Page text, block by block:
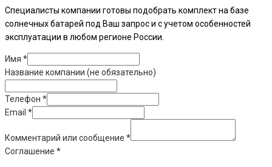
Специалисты компании готовы подобрать комплект на базе
солнечных батарей под Ваш запрос и с учетом особенностей
эксплуатации в любом регионе России.
Имя *
Название компании (не обязательно)
Телефон *
Email *
Комментарий или сообщение *
Соглашение *